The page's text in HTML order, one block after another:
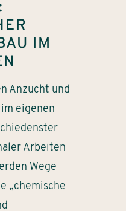
IM
Anzucht und
eigenen
Arbeiten
Wege
„chemische